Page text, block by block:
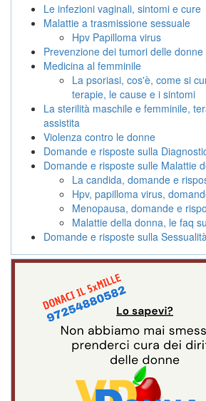
Le infezioni vaginali, sintomi e cure
Malattie a trasmissione sessuale
Hpv Papilloma virus
Prevenzione dei tumori delle donne
Medicina al femminile
La psoriasi, cos'è, come si
terapie, le cause e i sintomi
La sterilità maschile e femminile,
assistita
Violenza contro le donne
Domande e risposte sulla
Domande e risposte sulle Malattie
La candida, domande e
Hpv, papilloma virus,
Menopausa, domande e
Malattie della donna, le faq
Domande e risposte sulla Sessualità